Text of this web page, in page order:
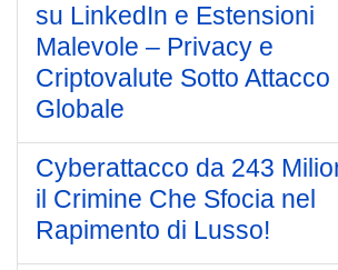
su LinkedIn e Estensioni
Malevole – Privacy e
Criptovalute Sotto Attacco
Globale
Cyberattacco da 243
il Crimine Che Sfocia nel
Rapimento di Lusso!